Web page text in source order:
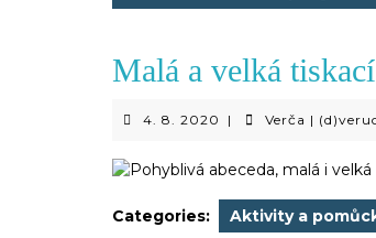
Malá a velká
4. 8. 2020 4.| Verča |
Categories: Aktivity a